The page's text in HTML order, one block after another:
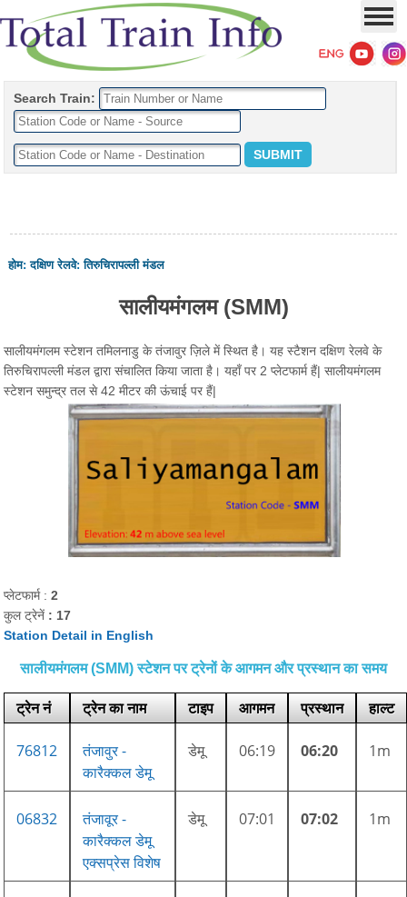
Search Train:
होम:दक्षिण रेलवे:तिरुचिरापल्ली मंडल
सालीयमंगलम (SMM)
सालीयमंगलम स्टेशन तमिलनाडु के तंजावुर ज़िले में स्थित है। यह स्टैशन दक्षिण रेलवे के
तिरुचिरापल्ली मंडल द्वारा संचालित किया जाता है। यहाँ पर 2 प्लेटफार्म हैं| सालीयमंगलम
स्टेशन समुन्द्र तल से 42 मीटर की ऊंचाई पर हैं|
प्लेटफार्म :2
कुल ट्रेनें : 17
Station Detail in English
सालीयमंगलम (SMM) स्टेशन पर ट्रेनों के आगमन और प्रस्थान का समय
ट्रेन नं ट्रेन का नाम टाइप आगमन प्रस्थान हाल्ट
76812
तंजावुर -
कारैक्कल डेमू
डेमू 06:19 06:20 1m
06832
तंजावूर -
कारैक्कल डेमू
एक्सप्रेस विशेष
डेमू 07:01 07:02 1m